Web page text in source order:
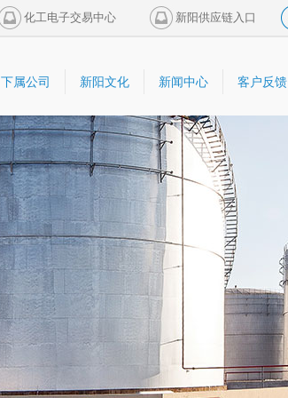
化工电子交易中心 新阳供应链入口
下属公司 新阳文化 新闻中心 客户反馈